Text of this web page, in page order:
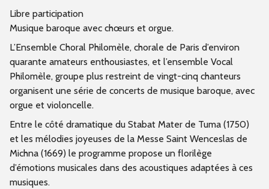
Libre participation
Musique baroque avec chœurs et orgue.
L’Ensemble Choral Philomèle, chorale de Paris d’environ
quarante amateurs enthousiastes, et l’ensemble Vocal
Philomèle, groupe plus restreint de vingt-cinq chanteurs
organisent une série de concerts de musique baroque, avec
orgue et violoncelle.
Entre le côté dramatique du Stabat Mater de Tuma (1750)
et les mélodies joyeuses de la Messe Saint Wenceslas de
Michna (1669) le programme propose un florilège
d’émotions musicales dans des acoustiques adaptées à ces
musiques.